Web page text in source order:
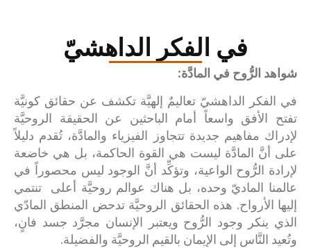
في الفكر الداهشيّ
شواهد الرُّوح في المادَّة:
في الفكر الداهشيّ تعاليمٌ إلهيَّة تكشف عن حقائق كونيَّة
تفتح الأفق واسعاً أمام الباحثين عن الحقيقة الروحيَّة
لإدراك مفاهيم جديدة تتجاوز الفيزياء والمادَّة، تُقدم دليلاً
على أنَّ المادَّة ليست هي القوة الحاكمة، بل هي خاضعة
لإرادة الرُّوح الواعية، وتؤكِّد أنَّ الوجود ليس محصوراً في
عالمنا الماديّ وحده، بل هناك عوالم روحيَّة أعلى تنتمي
إليها الأرواح. هذه الحقائق الروحيَّة تدحض المنطق المادّي
الذي ينكر وجود الرُّوح ويعتبر الإنسان مجرَّد جسد فانٍ،
وتُعيد النَّاس إلى الإيمان بالقيم الروحيَّة والفضيلة.